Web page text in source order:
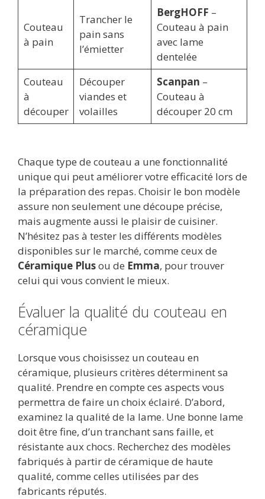
Couteau
à pain
Trancher le
pain sans
l’émietter
BergHOFF –
Couteau à pain
avec lame
dentelée
Couteau
à
découper
Découper
viandes et
volailles
Scanpan –
Couteau à
découper 20 cm
Chaque type de couteau a une fonctionnalité
unique qui peut améliorer votre efficacité lors de
la préparation des repas. Choisir le bon modèle
assure non seulement une découpe précise,
mais augmente aussi le plaisir de cuisiner.
N’hésitez pas à tester les différents modèles
disponibles sur le marché, comme ceux de
Céramique Plusou de Emma, pour trouver
celui qui vous convient le mieux.
Évaluer la qualité du couteau en
céramique
Lorsque vous choisissez un couteau en
céramique, plusieurs critères déterminent sa
qualité. Prendre en compte ces aspects vous
permettra de faire un choix éclairé. D’abord,
examinez la qualité de la lame. Une bonne lame
doit être fine, d’un tranchant sans faille, et
résistante aux chocs. Recherchez des modèles
fabriqués à partir de céramique de haute
qualité, comme celles utilisées par des
fabricants réputés.